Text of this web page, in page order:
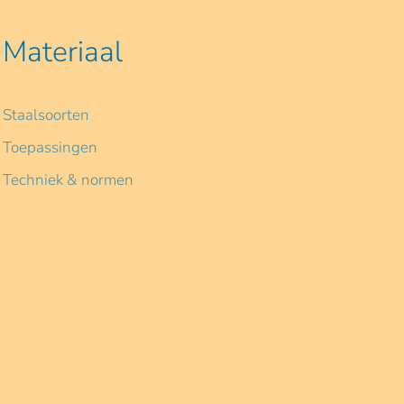
Materiaal
Staalsoorten
Toepassingen
Techniek & normen